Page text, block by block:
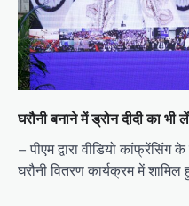
घरौनी बनाने में ड्रोन दीदी का
– पीएम द्वारा वीडियो कांफ्रेंसिंग
घरौनी वितरण कार्यक्रम में